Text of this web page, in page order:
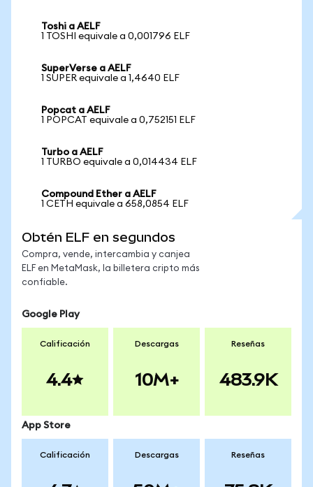
Toshi a AELF
1 TOSHI equivale a 0,001796 ELF
SuperVerse a AELF
1 SUPER equivale a 1,4640 ELF
Popcat a AELF
1 POPCAT equivale a 0,752151 ELF
Turbo a AELF
1 TURBO equivale a 0,014434 ELF
Compound Ether a AELF
1 CETH equivale a 658,0854 ELF
Obtén ELF en segundos
Compra, vende, intercambia y canjea
ELF en MetaMask, la billetera cripto más
confiable.
Google Play
Calificación
4.4
Descargas
10M+
Reseñas
483.9K
App Store
Calificación Descargas Reseñas